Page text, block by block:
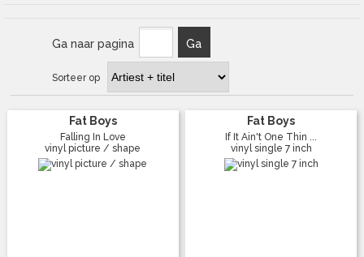
Ga naar pagina Ga
Sorteer op
Fat Boys
Falling In Love
vinyl picture / shape
Fat Boys
If It Ain't One Thin ...
vinyl single 7 inch